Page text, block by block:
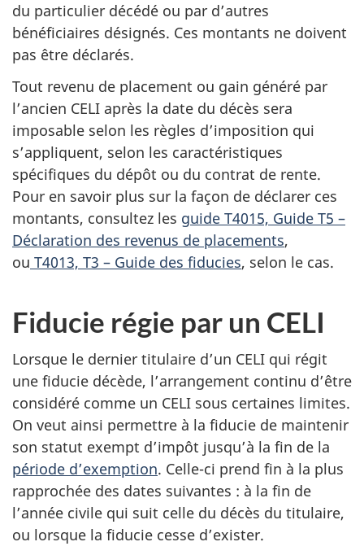
du particulier décédé ou par d’autres
bénéficiaires désignés. Ces montants ne doivent
pas être déclarés.
Tout revenu de placement ou gain généré par
l’ancien CELI après la date du décès sera
imposable selon les règles d’imposition qui
s’appliquent, selon les caractéristiques
spécifiques du dépôt ou du contrat de rente.
Pour en savoir plus sur la façon de déclarer ces
montants, consultez les guide T4015, Guide T5 –
Déclaration des revenus de placements,
ou T4013, T3 – Guide des fiducies, selon le cas.
Fiducie régie par un CELI
Lorsque le dernier titulaire d’un CELI qui régit
une fiducie décède, l’arrangement continu d’être
considéré comme un CELI sous certaines limites.
On veut ainsi permettre à la fiducie de maintenir
son statut exempt d’impôt jusqu’à la fin de la
période d’exemption. Celle-ci prend fin à la plus
rapprochée des dates suivantes : à la fin de
l’année civile qui suit celle du décès du titulaire,
ou lorsque la fiducie cesse d’exister.